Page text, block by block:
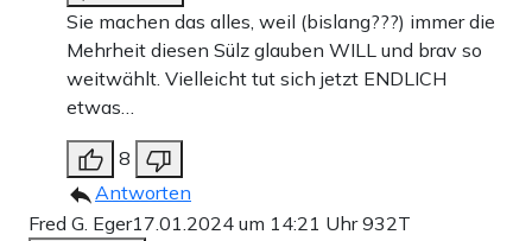
Sie machen das alles, weil (bislang???) immer die
Mehrheit diesen Sülz glauben WILL und brav so
weitwählt. Vielleicht tut sich jetzt ENDLICH
etwas…
8
Antworten
Fred G. Eger17.01.2024 um 14:21 Uhr932T